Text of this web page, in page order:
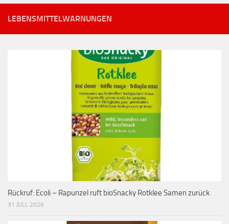
LEBENSMITTELWARNUNGEN
Rückruf: Ecoli – Rapunzel ruft bioSnacky Rotklee Samen zurück
31 JULI, 2026